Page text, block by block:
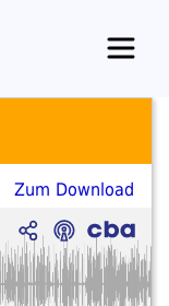
Zum Download